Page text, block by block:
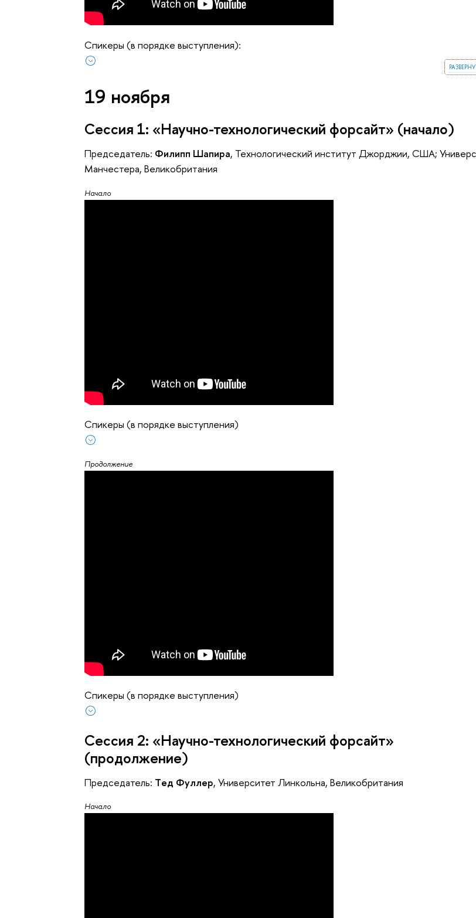
Спикеры (в порядке выступления):
19 ноября
Сессия 1: «Научно-технологический форсайт» (начало)
Председатель: Филипп Шапира, Технологический институт Джорджии, США;
Манчестера, Великобритания
Начало
Спикеры (в порядке выступления)
Продолжение
Спикеры (в порядке выступления)
Сессия 2: «Научно-технологический форсайт»
(продолжение)
Председатель: Tед Фуллер, Университет Линкольна, Великобритания
Начало